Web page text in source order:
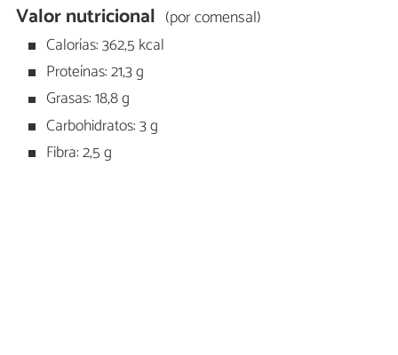
Valor nutricional (por comensal)
Calorías: 362,5 kcal
Proteínas: 21,3 g
Grasas: 18,8 g
Carbohidratos: 3 g
Fibra: 2,5 g